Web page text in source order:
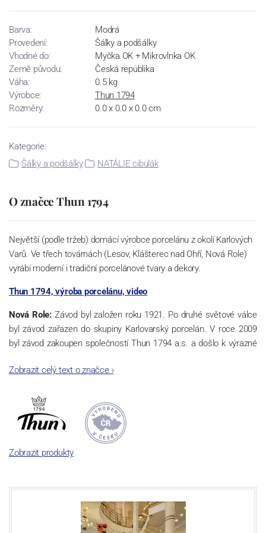
Barva:
Modrá
Provedení:
Šálky a podšálky
Vhodné do:
Myčka OK + Mikrovlnka OK
Země původu:
Česká republika
Váha:
0.5 kg
Výrobce:
Thun 1794
Rozměry:
0.0 x 0.0 x 0.0 cm
Kategorie:
Šálky a podšálky
NATÁLIE cibulák
O značce Thun 1794
Největší (podle tržeb) domácí výrobce porcelánu z okolí Karlových
Varů. Ve třech továrnách (Lesov, Klášterec nad Ohří, Nová Role)
vyrábí moderní i tradiční porcelánové tvary a dekory.
Thun 1794, výroba porcelánu, video
Nová Role: Závod byl založen roku 1921. Po druhé světové válce
byl závod zařazen do skupiny Karlovarský porcelán. V roce 2009
byl závod zakoupen společností Thun 1794 a.s. a došlo k výrazné
společnosti a v jejím areálu jsou umístěny i provoz servis a výroba
a ve své výrobě navazuje na více jak 220-letou tradici výroby
porcelánu. Kapacita tohoto závodu je 3.500 - 4.000 tun ročně,
závod je vybaven moderními technologickými zařízeními -
isostatické lisy, tlakové lití, glazovací komplex, rychlovýpalná pec,
komorová pec, vtavná dekorační pec. Závod nabízí své výrobky jak
Zobrazit celý text o značce›
Zobrazit produkty